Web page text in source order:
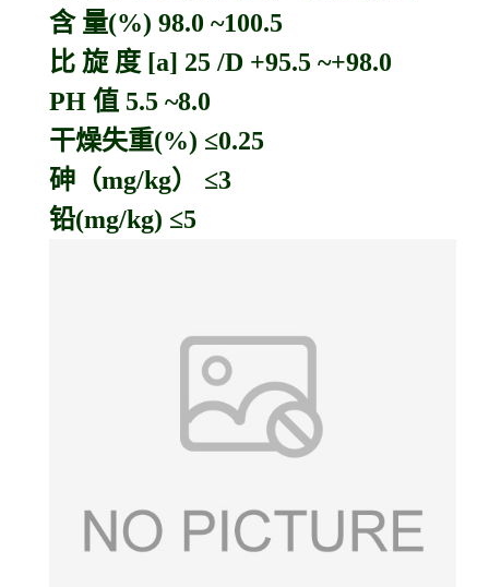
含 量(%) 98.0 ~100.5
比 旋 度 [a] 25 /D +95.5 ~+98.0
PH 值 5.5 ~8.0
干燥失重(%) ≤0.25
砷（mg/kg） ≤3
铅(mg/kg) ≤5